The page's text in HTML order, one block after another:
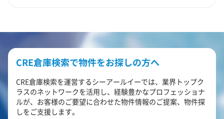
CRE倉庫検索で物件をお探しの方へ
CRE倉庫検索を運営するシーアールイーでは、業界トップク
ラスのネットワークを活用し、経験豊かなプロフェッショナ
ルが、お客様のご要望に合わせた物件情報のご提案、物件探
しをご支援します。